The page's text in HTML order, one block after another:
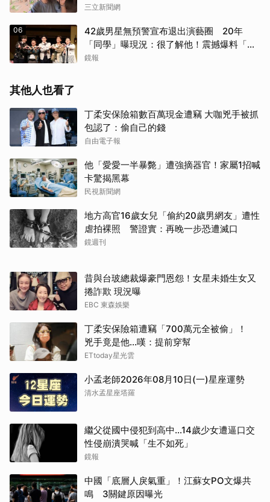
三立新聞網
06
42歲男星無預警宣布退出演藝圈 20年
「同學」曝現況：很了解他！震撼爆料「恐
懼」這件事
鏡報
其他人也看了
丁柔安保險箱數百萬現金遭竊 大咖兇手被抓
包認了：偷自己的錢
自由電子報
他「愛愛一半暴斃」遭強摘器官！家屬1招喊
卡驚揭黑幕
民視新聞網
地方高官16歲女兒「偷約20歲男網友」遭性
虐拍裸照 警證實：再晚一步恐遭滅口
鏡週刊
昔與台玻總裁爆豪門恩怨！女星未婚生女又
捲詐欺 現況曝
EBC 東森娛樂
丁柔安保險箱遭竊「700萬元全被偷」！
兇手竟是他...嘆：提前穿幫
ETtoday星光雲
小孟老師2026年08月10日(一)星座運勢
清水孟星座塔羅
繼父從國中侵犯到高中…14歲少女遭逼口交
性侵崩潰哭喊「生不如死」
鏡報
中國「底層人戾氣重」！江蘇女PO文爆共
鳴 3關鍵原因曝光